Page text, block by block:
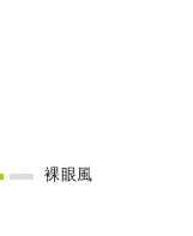
裸眼風